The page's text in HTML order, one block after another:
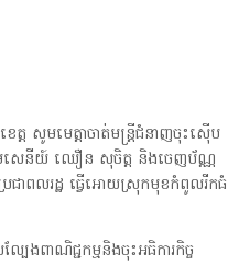
ត្ត សូមមេត្តាចាត់មន្ត្រីជំនាញចុះស៊ើប
តមសេនីយ៍ ឈឿន សុចិត្ត និងចេញប័ណ្ណ
រជាពលរដ្ឋ ធ្វើអោយស្រុកមុខកំពូលរីកធំ
ងពាណិជ្ជកម្មនិងចុះអធិការកិច្ច